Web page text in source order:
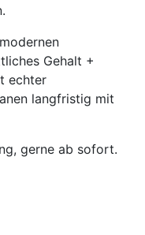
Gehalt +
echter
langfristig mit
gerne ab sofort.